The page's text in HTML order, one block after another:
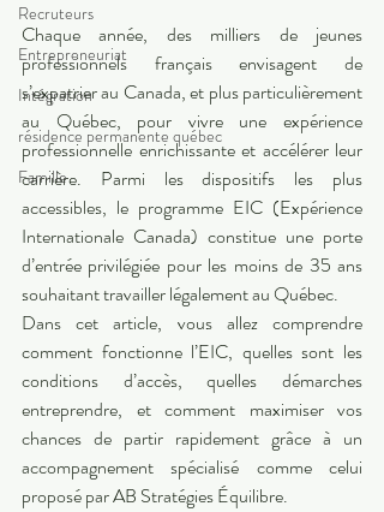
Recruteurs
Entrepreneuriat
Intégration
résidence permanente québec
Famille
Chaque année, des milliers de jeunes
professionnels français envisagent de
s’expatrier au Canada, et plus particulièrement
au Québec, pour vivre une expérience
professionnelle enrichissante et accélérer leur
carrière. Parmi les dispositifs les plus
accessibles, le programme EIC (Expérience
Internationale Canada) constitue une porte
d’entrée privilégiée pour les moins de 35 ans
souhaitant travailler légalement au Québec.
Dans cet article, vous allez comprendre
comment fonctionne l’EIC, quelles sont les
conditions d’accès, quelles démarches
entreprendre, et comment maximiser vos
chances de partir rapidement grâce à un
accompagnement spécialisé comme celui
proposé par AB Stratégies Équilibre.